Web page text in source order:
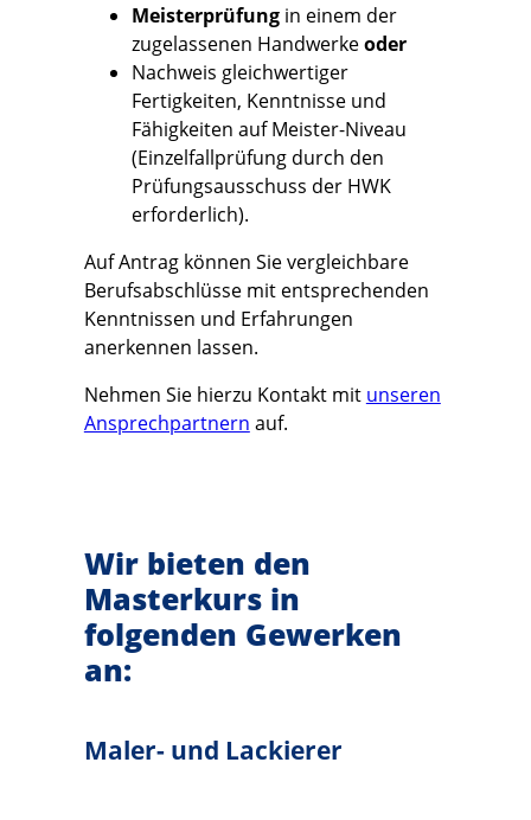
Meisterprüfungin einem der
zugelassenen Handwerkeoder
Nachweis gleichwertiger
Fertigkeiten, Kenntnisse und
Fähigkeiten auf Meister-Niveau
(Einzelfallprüfung durch den
Prüfungsausschuss der HWK
erforderlich).
Auf Antrag können Sie vergleichbare
Berufsabschlüsse mit entsprechenden
Kenntnissen und Erfahrungen
anerkennen lassen.
Nehmen Sie hierzu Kontakt mit unseren
Ansprechpartnern auf.
Wir bieten den
Masterkurs in
folgenden Gewerken
an:
Maler- und Lackierer